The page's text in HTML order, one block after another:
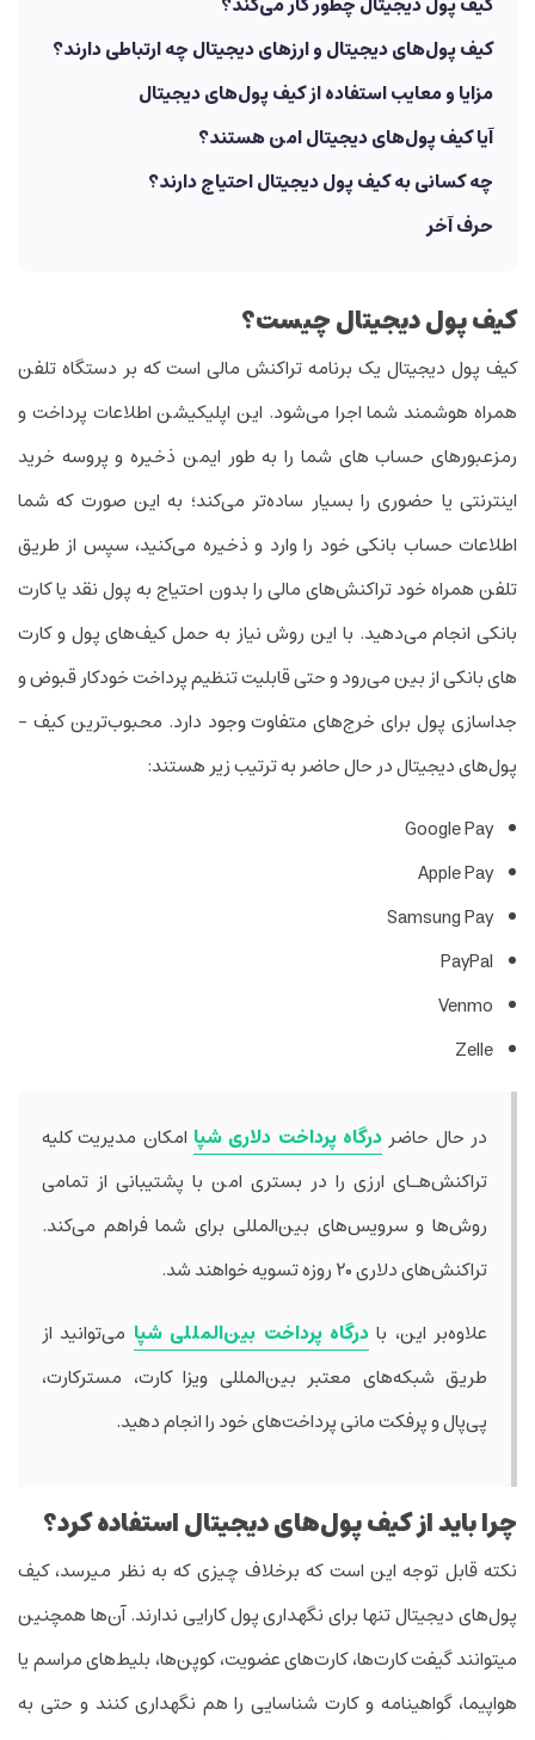
کیف پول‌های دیجیتال و ارز­های دیجیتال چه ارتباطی دارند؟
مزایا و معایب استفاده از کیف پول‌های دیجیتال
آیا کیف پول‌های دیجیتال امن هستند؟
چه کسانی به کیف پول دیجیتال احتیاج دارند؟
حرف آخر
کیف پول دیجیتال چیست؟
کیف پول دیجیتال یک برنامه تراکنش مالی است که بر دستگاه تلفن
همراه هوشمند شما اجرا می‌شود. این اپلیکیشن اطلاعات پرداخت و
رمزعبورهای حساب های شما را به طور ایمن ذخیره و پروسه خرید
اینترنتی یا حضوری را بسیار ساده‌­تر می‌کند؛ به این صورت که شما
اطلاعات حساب بانکی خود را وارد و ذخیره می‌­کنید، سپس از طریق
تلفن همراه خود تراکنش‌­های مالی را بدون احتیاج به پول نقد یا کارت
بانکی انجام می­‌دهید. با این روش نیاز به حمل کیف­‌های پول و کارت­‌
های بانکی از بین می‌­رود و حتی قابلیت تنظیم پرداخت خودکار قبوض و
جداسازی پول برای خرج‌های متفاوت وجود دارد. محبوب‌ترین کیف ­
پول‌های دیجیتال در حال حاضر به ترتیب زیر هستند:
Google Pay
Apple Pay
Samsung Pay
PayPal
Venmo
Zelle
در حال حاضردرﮔﺎه‌ پرداخت دلاری شپا امکان مدیریت کلیه
تراکنش‌هـای ارزی را در بستری امن با پشتیبانی از تمامی
روش‌ها و سرویس‌های بین‌المللی برای شما فراهم می‌کند.
تراکنش‌های دلاری ۲۰ روزه تسویه خواهند شد.
علاوه‌بر این، بادرگاه پرداخت بین‌المللی شپا می‌توانید از
طریق شبکه‌های معتبر بین‌المللی ویزا کارت، مسترکارت،
پی‌پال و پرفکت مانی پرداخت‌های خود را انجام دهید.
چرا باید از کیف پول‌های دیجیتال استفاده کرد؟
نکته قابل توجه این است که برخلاف چیزی که به نظر می­رسد، کیف
پول‌های دیجیتال تنها برای نگه­داری پول کارایی ندارند. آن‌ها همچنین
می­توانند گیفت­ کارت‌ها، کارت‌­های عضویت، کوپن‌ها، بلیط‌­های مراسم یا
هواپیما، گواهینامه و کارت شناسایی را هم نگه­داری کنند و حتی به